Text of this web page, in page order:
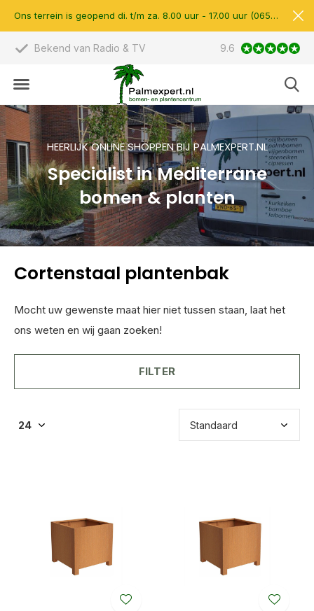
Bekend van Radio & TV Scherpe prijzen
9.6
Ons terrein is geopend di. t/m za. 8.00 uur - 17.00 uur (0657510597)
HEERLIJK ONLINE SHOPPEN BIJ PALMEXPERT.NL
Specialist in Mediterrane
bomen & planten
Cortenstaal plantenbak
Mocht uw gewenste maat hier niet tussen staan, laat het
ons weten en wij gaan zoeken!
FILTER